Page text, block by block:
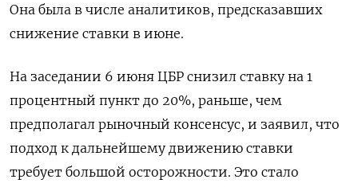
Она была в числе аналитиков, предсказавших
снижение ставки в июне.
На заседании 6 июня ЦБР снизил ставку на 1
процентный пункт до 20%, раньше, чем
предполагал рыночный консенсус, и заявил, что
подход к дальнейшему движению ставки
требует большой осторожности. Это стало